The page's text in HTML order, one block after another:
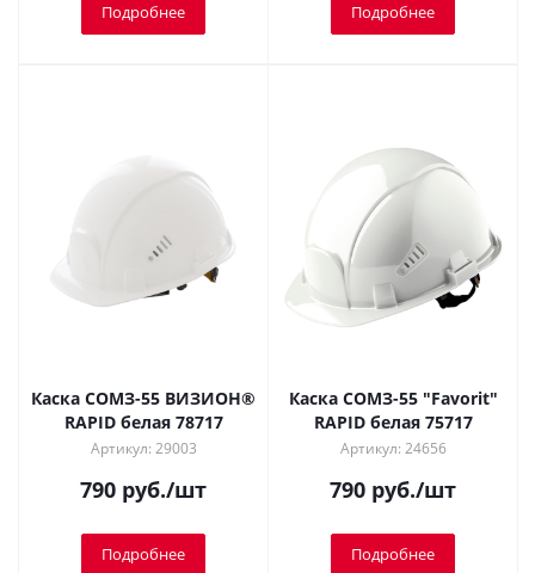
Подробнее Подробнее
Каска СОМЗ-55 ВИЗИОН®
RAPID белая 78717
Артикул: 29003
790 руб./шт
Подробнее
Каска СОМЗ-55 "Favorit"
RAPID белая 75717
Артикул: 24656
790 руб./шт
Подробнее